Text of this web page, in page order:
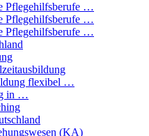
Pflegehilfsberufe …
Pflegehilfsberufe …
Pflegehilfsberufe …
flexibel …
in …
(KA)